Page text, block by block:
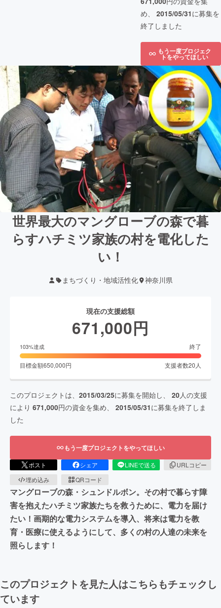
め、 2015/05/31に募集を
終了しました
もう一度プロジェク
トをやってほしい
世界最大のマングローブの森で暮
らすハチミツ家族の村を電化した
い！
まちづくり・地域活性化 神奈川県
現在の支援総額
671,000円
103%達成 終了
目標金額650,000円 支援者数20 人
このプロジェクトは、 2015/03/25に募集を開始し、 20人の支援
により 671,000円の資金を集め、 2015/05/31に募集を終了しま
した
もう一度プロジェクトをやってほしい
ポスト シェア LINEで送る
URLコピー
埋め込み
QRコード
マングローブの森・シュンドルボン。その村で暮らす障
害を抱えたハチミツ家族たちを救うために、電力を届け
たい！画期的な電力システムを導入、将来は電力を教
育・医療に使えるようにして、多くの村の人達の未来を
照らします！
このプロジェクトを見た人はこちらもチェックし
ています